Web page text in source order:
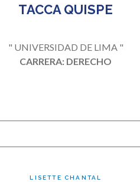
TACCA QUISPE
" UNIVERSIDAD DE LIMA "
CARRERA: DERECHO
LISETTE CHANTAL